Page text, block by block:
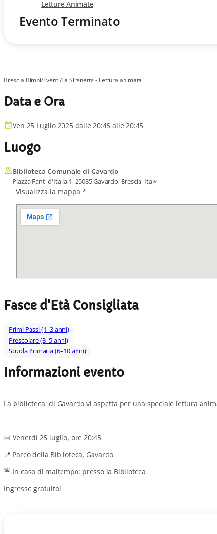
Letture Animate
Evento Terminato
Brescia Bimbi/Eventi/La Sirenetta - Lettura animata
Data e Ora
Ven 25 Luglio 2025 dalle 20:45 alle 20:45
Luogo
Biblioteca Comunale di Gavardo
Piazza Fanti d'Italia 1, 25085 Gavardo, Brescia, Italy
Visualizza la mappa
Fasce d'Età Consigliata
Primi Passi (1–3 anni)
Prescolare (3–5 anni)
Scuola Primaria (6–10 anni)
Informazioni evento
La biblioteca di Gavardo vi aspetta per una speciale lettura
📅 Venerdì 25 luglio, ore 20:45
📍 Parco della Biblioteca, Gavardo
☔ In caso di maltempo: presso la Biblioteca
Ingresso gratuito!